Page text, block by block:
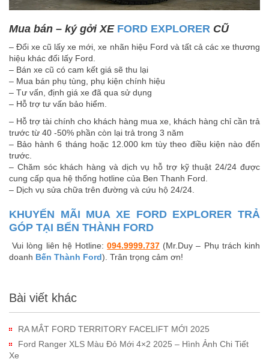
Mua bán – ký gởi XE FORD EXPLORER CŨ
– Đổi xe cũ lấy xe mới, xe nhãn hiệu Ford và tất cả các xe thương
hiệu khác đổi lấy Ford.
– Bán xe cũ có cam kết giá sẽ thu lại
– Mua bán phụ tùng, phụ kiện chính hiệu
– Tư vấn, định giá xe đã qua sử dụng
– Hỗ trợ tư vấn bảo hiểm.
– Hỗ trợ tài chính cho khách hàng mua xe, khách hàng chỉ cần trả
trước từ 40 -50% phần còn lại trả trong 3 năm
– Bảo hành 6 tháng hoặc 12.000 km tùy theo điều kiện nào đến
trước.
– Chăm sóc khách hàng và dịch vụ hỗ trợ kỹ thuật 24/24 được
cung cấp qua hệ thống hotline của Ben Thanh Ford.
– Dịch vụ sửa chữa trên đường và cứu hộ 24/24.
KHUYẾN MÃI MUA XE FORD EXPLORER TRẢ
GÓP TẠI BẾN THÀNH FORD
Vui lòng liên hệ Hotline:094.9999.737 (Mr.Duy – Phụ trách kinh
doanh Bến Thành Ford). Trân trọng cảm ơn!
Bài viết khác
RA MẮT FORD TERRITORY FACELIFT MỚI 2025
Ford Ranger XLS Màu Đỏ Mới 4×2 2025 – Hình Ảnh Chi Tiết
Xe